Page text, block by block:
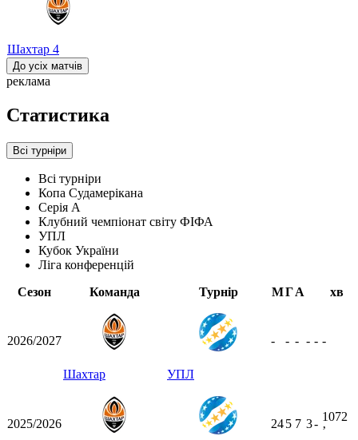
Шахтар 4
До усіх матчів
реклама
Статистика
Всі турніри
Всі турніри
Копа Судамерікана
Серія А
Клубний чемпіонат світу ФІФА
УПЛ
Кубок України
Ліга конференцій
Сезон
Команда Турнір МГА хв
2026/2027
Шахтар УПЛ
- - - - - -
2025/2026 245 7 3-
1072
ʼ